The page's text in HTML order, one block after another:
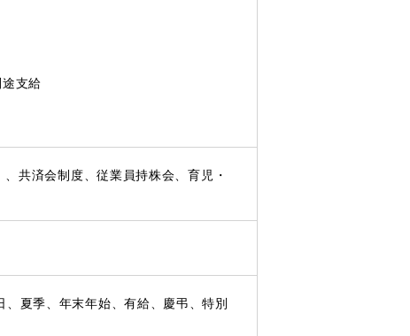
支給
共済会制度、従業員持株会、育児・
夏季、年末年始、有給、慶弔、特別